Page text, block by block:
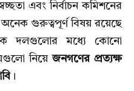
এবং নির্বাচন কমিশনের
অনেক গুরুত্বপূর্ণ বিষয় রয়েছে
দলগুলোর মধ্যে কোনো
নিয়েজনগণের প্রত্যক্ষ
।